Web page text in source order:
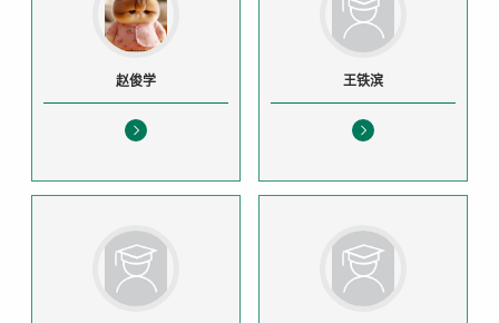
赵俊学 王铁滨